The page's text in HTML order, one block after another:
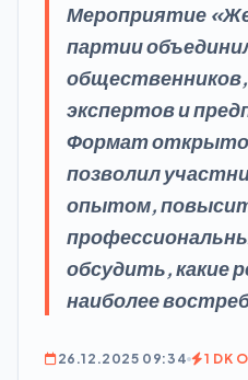
Мероприятие
партии
экспертов и
Формат
позволил
опытом,
обсудить, какие
наиболее
26.12.2025 09:34 1 DK